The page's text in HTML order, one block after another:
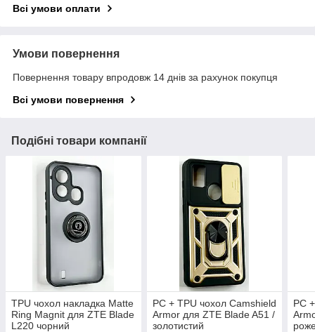
Всі умови оплати
Умови повернення
Повернення товару впродовж 14 днів за рахунок покупця
Всі умови повернення
Подібні товари компанії
TPU чохол накладка Matte
Ring Magnit для ZTE Blade
L220 чорний
PC + TPU чохол Camshield
Armor для ZTE Blade A51 /
золотистий
PC